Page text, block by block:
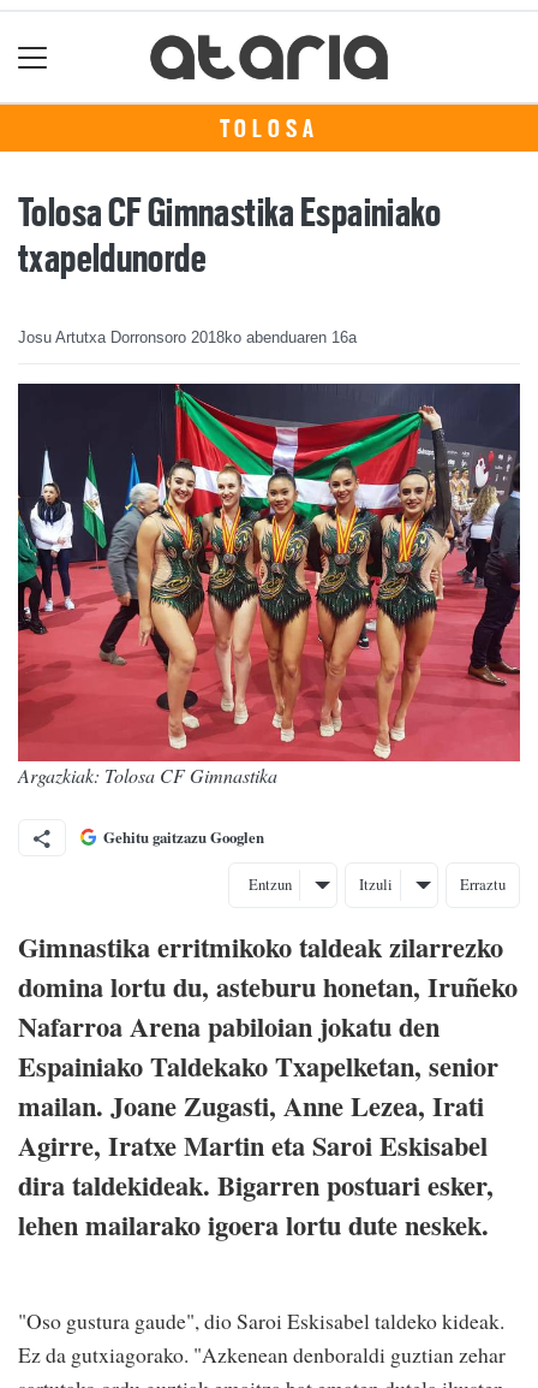
TOLOSA
Tolosa CF Gimnastika Espainiako
txapeldunorde
Josu Artutxa Dorronsoro 2018ko abenduaren 16a
Argazkiak: Tolosa CF Gimnastika
Gehitu gaitzazu Googlen
Entzun Itzuli Erraztu
Gimnastika erritmikoko taldeak zilarrezko
domina lortu du, asteburu honetan, Iruñeko
Nafarroa Arena pabiloian jokatu den
Espainiako Taldekako Txapelketan, senior
mailan. Joane Zugasti, Anne Lezea, Irati
Agirre, Iratxe Martin eta Saroi Eskisabel
dira taldekideak. Bigarren postuari esker,
lehen mailarako igoera lortu dute neskek.
"Oso gustura gaude", dio Saroi Eskisabel taldeko kideak.
Ez da gutxiagorako. "Azkenean denboraldi guztian zehar